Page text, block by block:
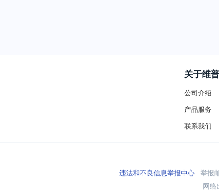
关于维普
公司介绍
产品服务
联系我们
违法和不良信息举报中心举报
网